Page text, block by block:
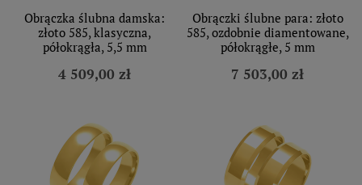
Obrączka ślubna damska:
złoto 585, klasyczna,
półokrągła, 5,5 mm
4 509,00 zł
Obrączki ślubne para: złoto
585, ozdobnie diamentowane,
półokrągłe, 5 mm
7 503,00 zł